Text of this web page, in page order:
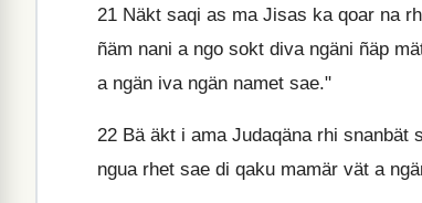
21 Näkt saqi as ma Jisas ka qoar na
ñäm nani a ngo sokt diva ngäni ñäp
a ngän iva ngän namet sae."
22 Bä äkt i ama Judaqäna rhi snanbät
ngua rhet sae di qaku mamär vät a